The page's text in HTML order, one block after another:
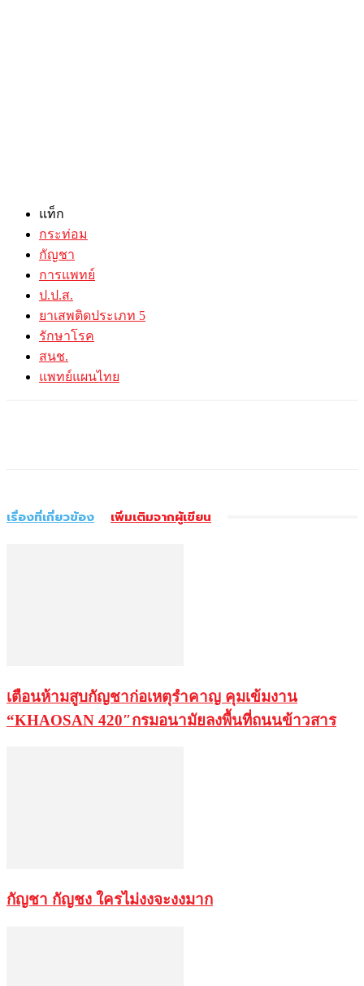
แท็ก
กระท่อม
กัญชา
การแพทย์
ป.ป.ส.
ยาเสพติดประเภท 5
รักษาโรค
สนช.
แพทย์แผนไทย
เรื่องที่เกี่ยวข้อง เพิ่มเติมจากผู้เขียน
เตือนห้ามสูบกัญชาก่อเหตุรำคาญ คุมเข้มงาน
“KHAOSAN 420″กรมอนามัยลงพื้นที่ถนนข้าวสาร
กัญชา กัญชง ใครไม่งงจะงงมาก